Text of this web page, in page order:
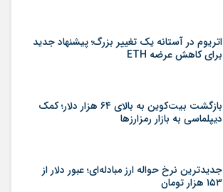
اتریوم در آستانه یک تغییر بزرگ؛ پیشنهاد جدید
برای کاهش عرضه ETH
بازگشت بیت‌کوین به بالای ۶۴ هزار دلار؛ کمک
دیپلماسی به بازار رمزارزها
جدیدترین نرخ حواله ارز مبادله‌ای؛ عبور دلار از
۱۵۳ هزار تومان